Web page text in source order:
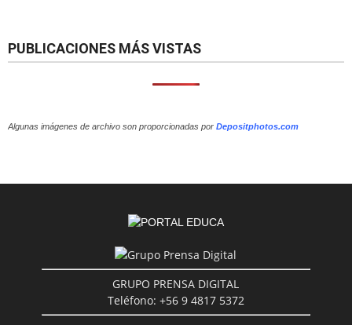
PUBLICACIONES MÁS VISTAS
Algunas imágenes de archivo son proporcionadas por Depositphotos.com
GRUPO PRENSA DIGITAL
Teléfono: +56 9 4817 5372